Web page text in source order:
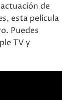
de
, esta película
Puedes
TV y